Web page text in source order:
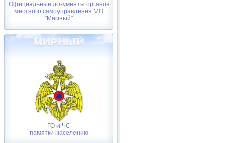
Официальные документы органов
местного самоуправления МО
"Мирный"
ГО и ЧС
памятки населению